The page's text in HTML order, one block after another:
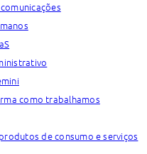
como trabalhamos
de consumo e serviços